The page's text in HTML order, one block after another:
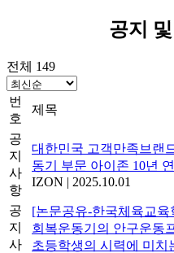
공지
전체 149
번
호
제목
공
지
사
항
대한민국 고객만족브랜
동기 부문 아이존 10년
IZON | 2025.10.01
공
지
사
[논문공유-한국체육교육
회복운동기의 안구운동
초등학생의 시력에 미치